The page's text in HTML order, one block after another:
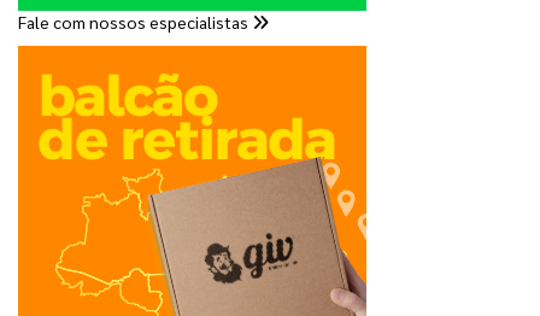
Fale com nossos especialistas